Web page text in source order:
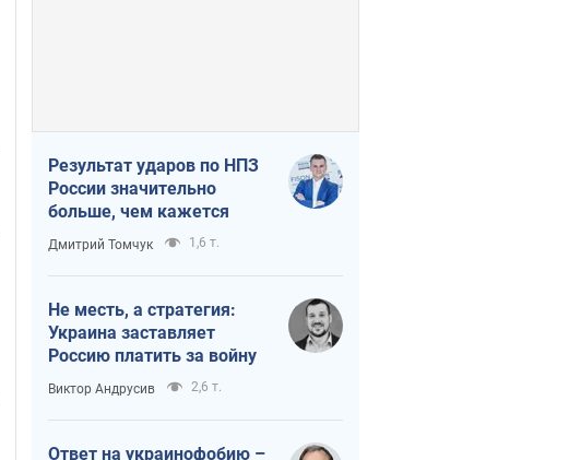
Результат ударов по НПЗ
России значительно
больше, чем кажется
Дмитрий Томчук 1,6 т.
Не месть, а стратегия:
Украина заставляет
Россию платить за войну
Виктор Андрусив 2,6 т.
Ответ на украинофобию –